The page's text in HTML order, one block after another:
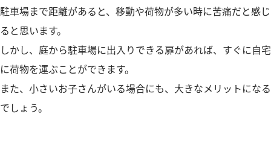
駐車場まで距離があると、移動や荷物が多い時に苦痛だと感じ
ると思います。
しかし、庭から駐車場に出入りできる扉があれば、すぐに自宅
に荷物を運ぶことができます。
また、小さいお子さんがいる場合にも、大きなメリットになる
でしょう。